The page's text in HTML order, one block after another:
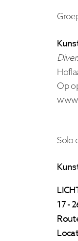
Op
Solo
17 -